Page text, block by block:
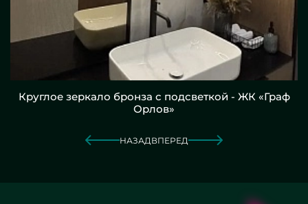
Круглое зеркало бронза с подсветкой - ЖК «Граф
Орлов»
НАЗАД ВПЕРЕД